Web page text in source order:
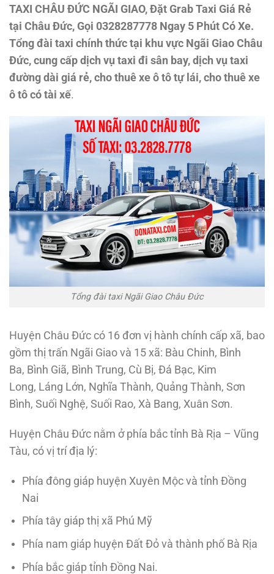
TAXI CHÂU ĐỨC NGÃI GIAO, Đặt Grab Taxi Giá Rẻ
tại Châu Đức, Gọi 0328287778 Ngay 5 Phút Có Xe.
Tổng đài taxi chính thức tại khu vực Ngãi Giao Châu
Đức, cung cấp dịch vụ taxi đi sân bay, dịch vụ taxi
đường dài giá rẻ, cho thuê xe ô tô tự lái, cho thuê xe
ô tô có tài xế.
Tổng đài taxi Ngãi Giao Châu Đức
Huyện Châu Đức có 16 đơn vị hành chính cấp xã, bao
gồm thị trấn Ngãi Giao và 15 xã: Bàu Chinh, Bình
Ba, Bình Giã, Bình Trung, Cù Bị, Đá Bạc, Kim
Long, Láng Lớn, Nghĩa Thành, Quảng Thành, Sơn
Bình, Suối Nghệ, Suối Rao, Xà Bang, Xuân Sơn.
Huyện Châu Đức nằm ở phía bắc tỉnh Bà Rịa – Vũng
Tàu, có vị trí địa lý:
Phía đông giáp huyện Xuyên Mộc và tỉnh Đồng
Nai
Phía tây giáp thị xã Phú Mỹ
Phía nam giáp huyện Đất Đỏ và thành phố Bà Rịa
Phía bắc giáp tỉnh Đồng Nai.